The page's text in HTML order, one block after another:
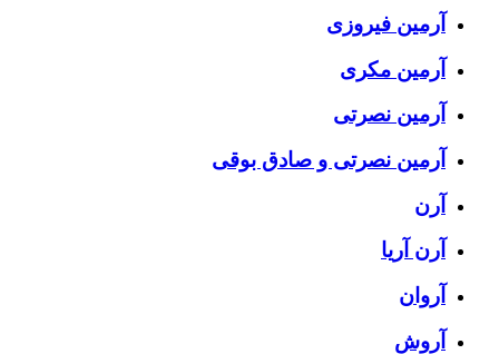
آرمین فیروزی
آرمین مکری
آرمین نصرتی
آرمین نصرتی و صادق بوقی
آرن
آرن آریا
آروان
آروش